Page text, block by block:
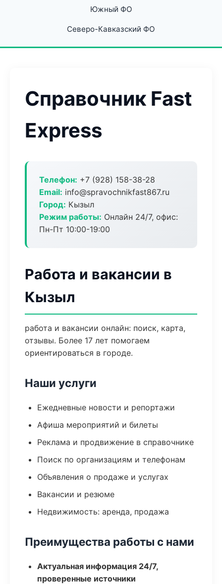
Южный ФО
Северо-Кавказский ФО
Справочник Fast
Express
Телефон: +7 (928) 158-38-28
Email: info@spravochnikfast867.ru
Город: Кызыл
Режим работы: Онлайн 24/7, офис:
Пн-Пт 10:00-19:00
Работа и вакансии в
Кызыл
работа и вакансии онлайн: поиск, карта,
отзывы. Более 17 лет помогаем
ориентироваться в городе.
Наши услуги
Ежедневные новости и репортажи
Афиша мероприятий и билеты
Реклама и продвижение в справочнике
Поиск по организациям и телефонам
Объявления о продаже и услугах
Вакансии и резюме
Недвижимость: аренда, продажа
Преимущества работы с нами
Актуальная информация 24/7,
проверенные источники